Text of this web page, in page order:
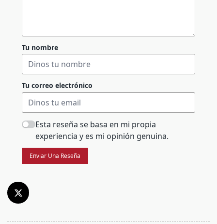
Tu nombre
Tu correo electrónico
Esta reseña se basa en mi propia
experiencia y es mi opinión genuina.
Enviar Una Reseña